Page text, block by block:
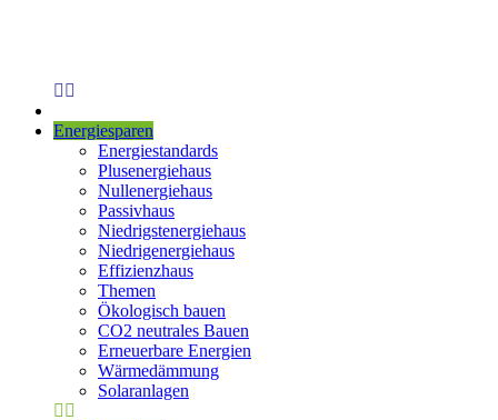
Energiesparen
Energiestandards
Plusenergiehaus
Nullenergiehaus
Passivhaus
Niedrigstenergiehaus
Niedrigenergiehaus
Effizienzhaus
Themen
Ökologisch bauen
CO2 neutrales Bauen
Erneuerbare Energien
Wärmedämmung
Solaranlagen